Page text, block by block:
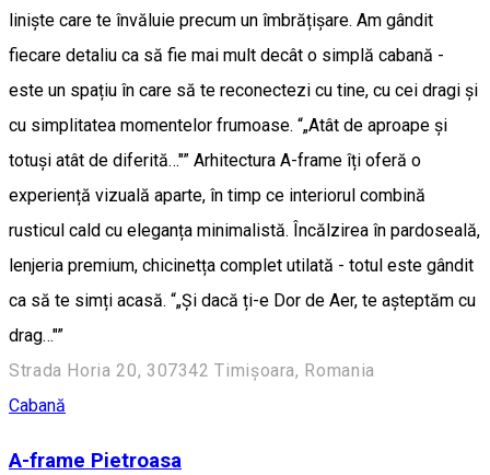
liniște care te învăluie precum un îmbrățișare. Am gândit
fiecare detaliu ca să fie mai mult decât o simplă cabană -
este un spațiu în care să te reconectezi cu tine, cu cei dragi și
cu simplitatea momentelor frumoase. “„Atât de aproape și
totuși atât de diferită…"” Arhitectura A-frame îți oferă o
experiență vizuală aparte, în timp ce interiorul combină
rusticul cald cu eleganța minimalistă. Încălzirea în pardoseală,
lenjeria premium, chicinetța complet utilată - totul este gândit
ca să te simți acasă. “„Și dacă ți-e Dor de Aer, te așteptăm cu
drag…"”
Strada Horia 20, 307342 Timișoara, Romania
Cabană
A-frame Pietroasa